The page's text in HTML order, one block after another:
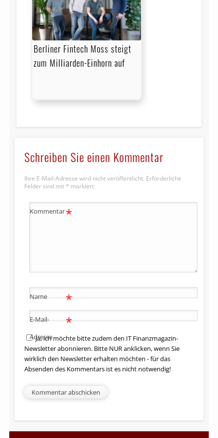
Berliner Fintech Moss steigt
zum Milliarden-Einhorn auf
Schreiben Sie einen Kommentar
Ihre E-Mail-Adresse wird nicht veröffentlicht. Erforderliche
Felder sind mit * markiert
Kommentar*
Name *
E-Mail-
Adresse
*
Ja, ich möchte bitte zudem den IT Finanzmagazin-
Newsletter abonnieren. Bitte NUR anklicken, wenn Sie
wirklich den Newsletter erhalten möchten - für das
Absenden des Kommentars ist es nicht notwendig!